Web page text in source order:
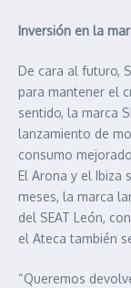
Inversión en la
De cara al futuro,
para mantener el
sentido, la marca
lanzamiento de
consumo
El Arona y el Ibiza
meses, la marca
del SEAT León,
el Ateca también
“Queremos